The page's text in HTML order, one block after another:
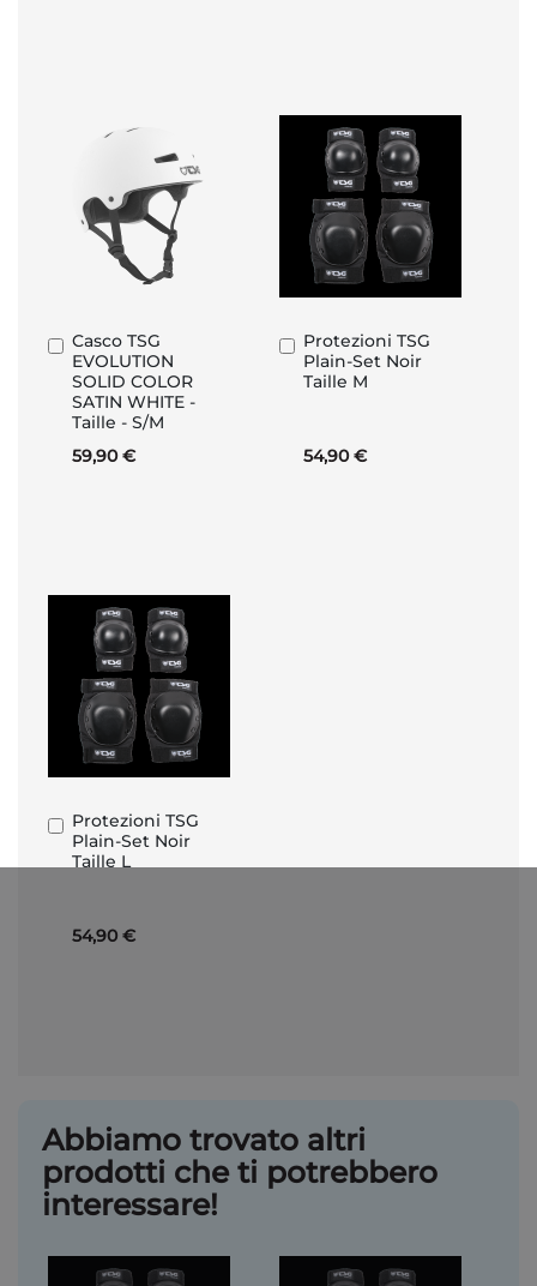
Casco TSG
EVOLUTION
SOLID COLOR
SATIN WHITE -
Taille - S/M
59,90 €
Aggiungi
al
Carrello
Protezioni TSG
Plain-Set Noir
Taille M
54,90 €
Aggiungi
al
Carrello
Protezioni TSG
Plain-Set Noir
Taille L
54,90 €
Aggiungi
al
Carrello
Abbiamo trovato altri
prodotti che ti potrebbero
interessare!